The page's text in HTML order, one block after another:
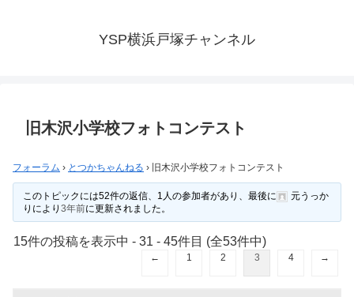
YSP横浜戸塚チャンネル
旧木沢小学校フォトコンテスト
フォーラム › とつかちゃんねる › 旧木沢小学校フォトコンテスト
このトピックには52件の返信、1人の参加者があり、最後に
元うっか
り により 3年前に更新されました。
15件の投稿を表示中 - 31 - 45件目 (全53件中)
← 1 2 3 4 →